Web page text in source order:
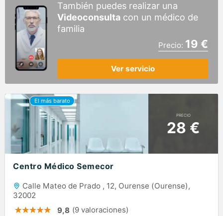
También puedes realizar una
Videoconsulta con un médico de
familia
Precio: 19 €
Ver servicio
PRECIO
28 €
Centro Médico Semecor
Calle Mateo de Prado , 12, Ourense (Ourense),
32002
9,8 (9 valoraciones)